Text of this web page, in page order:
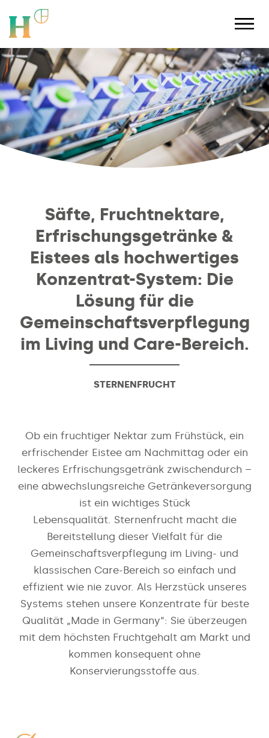
Säfte, Fruchtnektare,
Erfrischungsgetränke &
Eistees als hochwertiges
Konzentrat-System: Die
Lösung für die
Gemeinschaftsverpflegung
im Living und Care-Bereich.
STERNENFRUCHT
Ob ein fruchtiger Nektar zum Frühstück, ein
erfrischender Eistee am Nachmittag oder ein
leckeres Erfrischungsgetränk zwischendurch –
eine abwechslungsreiche Getränkeversorgung
ist ein wichtiges Stück
Lebensqualität. Sternenfrucht macht die
Bereitstellung dieser Vielfalt für die
Gemeinschaftsverpflegung im Living- und
klassischen Care-Bereich so einfach und
effizient wie nie zuvor. Als Herzstück unseres
Systems stehen unsere Konzentrate für beste
Qualität „Made in Germany“: Sie überzeugen
mit dem höchsten Fruchtgehalt am Markt und
kommen konsequent ohne
Konservierungsstoffe aus.